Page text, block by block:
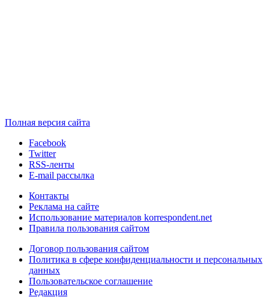
Полная версия сайта
Facebook
Twitter
RSS-ленты
E-mail рассылка
Контакты
Реклама на сайте
Использование материалов korrespondent.net
Правила пользования сайтом
Договор пользования сайтом
Политика в сфере конфиденциальности и персональных
данных
Пользовательское соглашение
Редакция